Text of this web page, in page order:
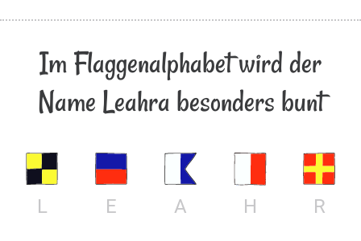
Im Flaggenalphabet wird der
Name Leahra besonders bunt
L E A H R